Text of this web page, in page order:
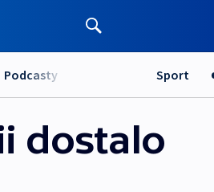
Podcasty Sport
dostalo